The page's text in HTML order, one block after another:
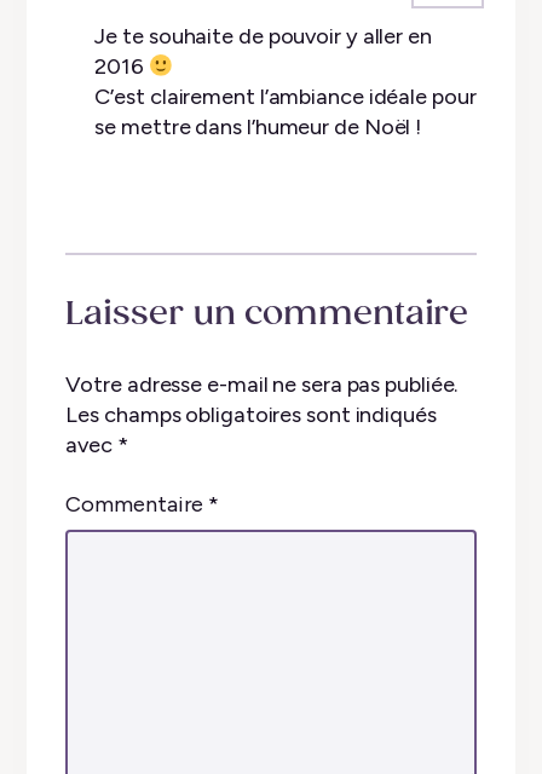
Je te souhaite de pouvoir y aller en
2016
C’est clairement l’ambiance idéale pour
se mettre dans l’humeur de Noël !
Laisser un commentaire
Votre adresse e-mail ne sera pas publiée.
Les champs obligatoires sont indiqués
avec *
Commentaire *